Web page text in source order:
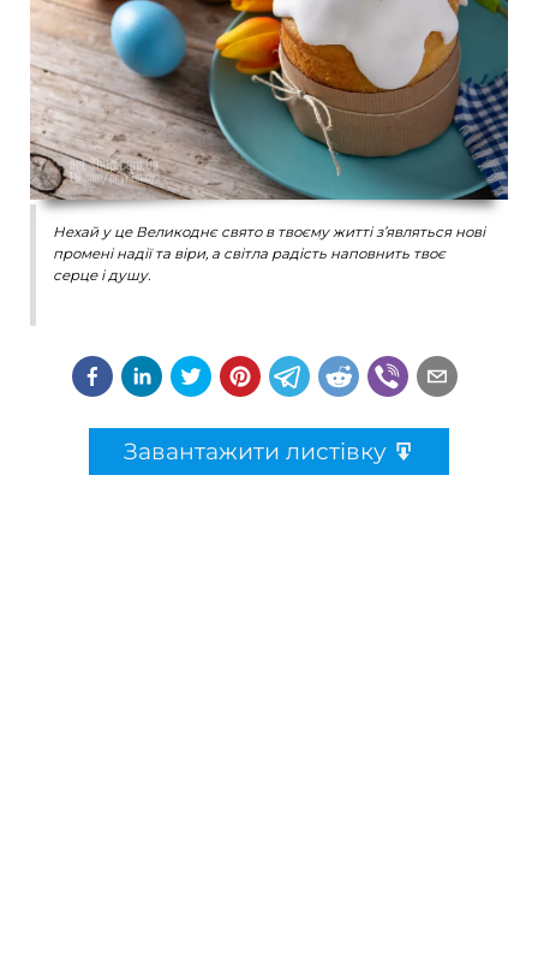
Нехай у це Великоднє свято в твоєму житті з’являться нові
промені надії та віри, а світла радість наповнить твоє
серце і душу.
Завантажити листівку